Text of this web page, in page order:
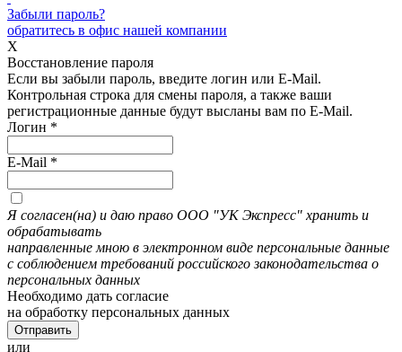
Забыли пароль?
обратитесь в офис нашей компании
X
Восстановление пароля
Если вы забыли пароль, введите логин или E-Mail.
Контрольная строка для смены пароля, а также ваши
регистрационные данные будут высланы вам по E-Mail.
Логин *
E-Mail *
Я согласен(на) и даю право ООО "УК Экспресс" хранить и
обрабатывать
направленные мною в электронном виде персональные данные
с соблюдением требований российского законодательства о
персональных данных
Необходимо дать согласие
на обработку персональных данных
или